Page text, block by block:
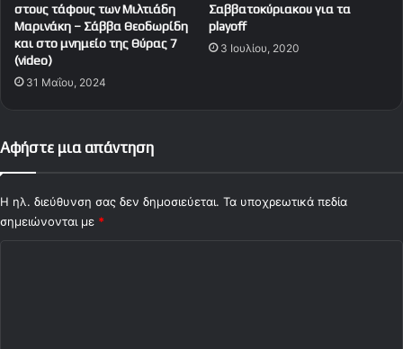
στους τάφους των Μιλτιάδη
Μαρινάκη – Σάββα Θεοδωρίδη
και στο μνημείο της Θύρας 7
(video)
31 Μαΐου, 2024
Σαββατοκύριακου για τα
playoff
3 Ιουλίου, 2020
Αφήστε μια απάντηση
Η ηλ. διεύθυνση σας δεν δημοσιεύεται. Τα υποχρεωτικά πεδία
σημειώνονται με *